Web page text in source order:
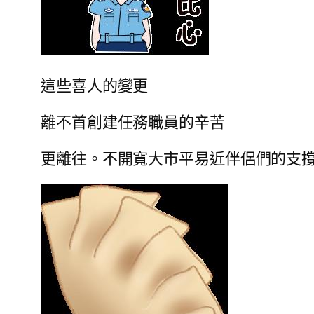
這些喜人的變更
離不首創建任務職員的辛苦
更離往。不開寬大市平易近伴侶們的支